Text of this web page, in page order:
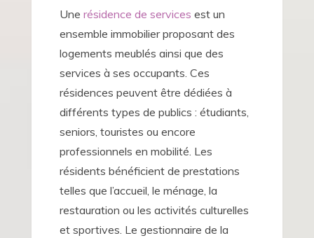
Une résidence de services est un
ensemble immobilier proposant des
logements meublés ainsi que des
services à ses occupants. Ces
résidences peuvent être dédiées à
différents types de publics : étudiants,
seniors, touristes ou encore
professionnels en mobilité. Les
résidents bénéficient de prestations
telles que l’accueil, le ménage, la
restauration ou les activités culturelles
et sportives. Le gestionnaire de la